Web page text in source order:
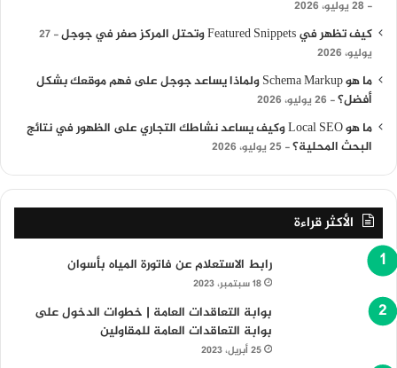
28 يوليو، 2026
كيف تظهر في Featured Snippets وتحتل المركز صفر في جوجل
27
يوليو، 2026
ما هو Schema Markup ولماذا يساعد جوجل على فهم موقعك بشكل
أفضل؟
26 يوليو، 2026
ما هو Local SEO وكيف يساعد نشاطك التجاري على الظهور في نتائج
البحث المحلية؟
25 يوليو، 2026
الأكثر قراءة
رابط الاستعلام عن فاتورة المياه بأسوان
18 سبتمبر، 2023
بوابة التعاقدات العامة | خطوات الدخول على
بوابة التعاقدات العامة للمقاولين
25 أبريل، 2023